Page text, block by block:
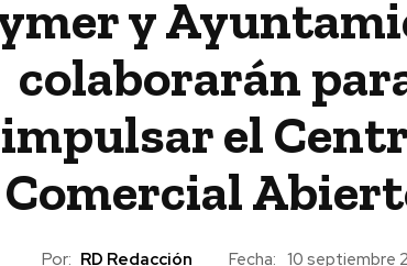
y
colaborarán
impulsar el
Comercial
Por: RD Redacción Fecha: 10 septiembre